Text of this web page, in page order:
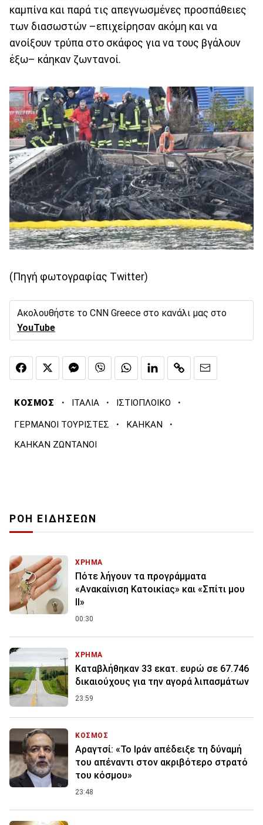
καμπίνα και παρά τις απεγνωσμένες προσπάθειες
των διασωστών –επιχείρησαν ακόμη και να
ανοίξουν τρύπα στο σκάφος για να τους βγάλουν
έξω– κάηκαν ζωντανοί.
(Πηγή φωτογραφίας Twitter)
Ακολουθήστε το CNN Greece στο κανάλι μας στο
YouTube
ΚΟΣΜΟΣ · ΙΤΑΛΙΑ · ΙΣΤΙΟΠΛΟΙΚΟ ·
ΓΕΡΜΑΝΟΙ ΤΟΥΡΙΣΤΕΣ · ΚΑΗΚΑΝ ·
ΚΑΗΚΑΝ ΖΩΝΤΑΝΟΙ
ΡΟΗ ΕΙΔΗΣΕΩΝ
ΧΡΗΜΑ
Πότε λήγουν τα προγράμματα
«Ανακαίνιση Κατοικίας» και «Σπίτι μου
ΙΙ»
00:30
ΧΡΗΜΑ
Καταβλήθηκαν 33 εκατ. ευρώ σε 67.746
δικαιούχους για την αγορά λιπασμάτων
23:59
ΚΟΣΜΟΣ
Αραγτσί: «Το Ιράν απέδειξε τη δύναμή
του απέναντι στον ακριβότερο στρατό
του κόσμου»
23:48